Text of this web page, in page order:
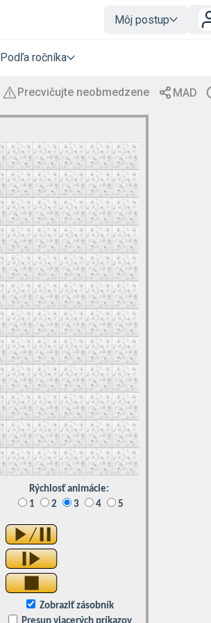
Môj postup
Podľa ročníka
Rýchlosť animácie:
1
2 3 4 5
Zobraziť zásobník